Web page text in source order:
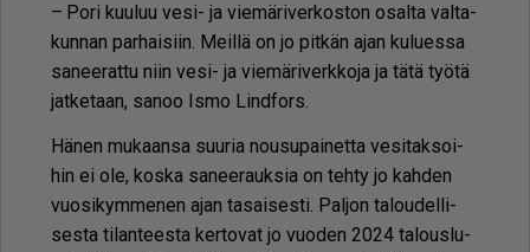
– Pori kuu­luu vesi- ja vie­mä­ri­ver­kos­ton osal­ta val­ta­
kun­nan par­hai­siin. Meil­lä on jo pit­kän ajan ku­lu­es­sa
sa­nee­rat­tu niin vesi- ja vie­mä­ri­verk­ko­ja ja tätä työ­tä
jat­ke­taan, sa­noo Is­mo Lind­fors.
Hä­nen mu­kaan­sa suu­ria nou­su­pai­net­ta ve­si­tak­soi­
hin ei ole, kos­ka sa­nee­rauk­sia on teh­ty jo kah­den
vuo­si­kym­me­nen ajan ta­sai­ses­ti. Pal­jon ta­lou­del­li­
ses­ta ti­lan­tees­ta ker­to­vat jo vuo­den 2024 ta­lous­lu­